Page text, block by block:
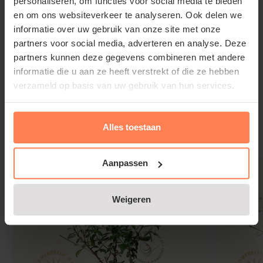
en om ons websiteverkeer te analyseren. Ook delen we
informatie over uw gebruik van onze site met onze
partners voor social media, adverteren en analyse. Deze
partners kunnen deze gegevens combineren met andere
informatie die u aan ze heeft verstrekt of die ze hebben
verzameld op basis van uw gebruik van hun services.
Alles toestaan
Aanpassen
Weigeren
Standplaats Vitex agnus-castus
Geef Monnikspeper door de grote lichtbehoefte een
beschutte standplaats in de volle zon op liefst wat
schrale, normale tot droge, goed doorlaatbare
grond.
Monnikspeper snoeien en
Voor vormbehoud Vitex agnus-castus kort na de
winter terugsnoeien, dan bloeit hij later op de
nieuwe uitlopers.
Gerelateerde producten